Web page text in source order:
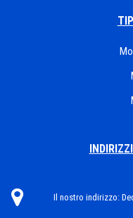
Il nostro indirizzo: